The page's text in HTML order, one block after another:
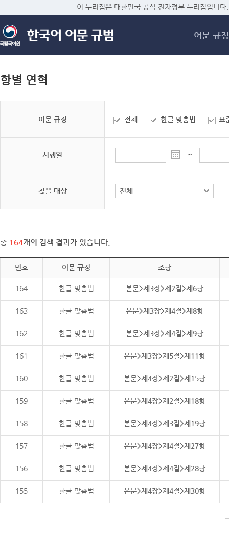
메
이 누리집은 대한민국 공식 전자정부 누리집입니다.
어문 규정
항별 연혁
어문 규정 전체 한글 맞춤법 표
시행일 ~
찾을 대상
총 164개의 검색 결과가 있습니다.
번호 어문 규정 조항
164 한글 맞춤법 본문>제3장>제2절>제6항
163 한글 맞춤법 본문>제3장>제4절>제8항
162 한글 맞춤법 본문>제3장>제4절>제9항
161 한글 맞춤법 본문>제3장>제5절>제11항
160 한글 맞춤법 본문>제4장>제2절>제15항
159 한글 맞춤법 본문>제4장>제2절>제18항
158 한글 맞춤법 본문>제4장>제3절>제19항
157 한글 맞춤법 본문>제4장>제4절>제27항
156 한글 맞춤법 본문>제4장>제4절>제28항
155 한글 맞춤법 본문>제4장>제4절>제30항